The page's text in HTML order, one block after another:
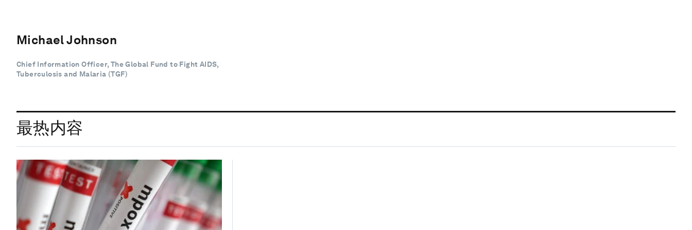
Michael Johnson
Chief Information Officer, The Global Fund to Fight AIDS,
Tuberculosis and Malaria (TGF)
最热内容